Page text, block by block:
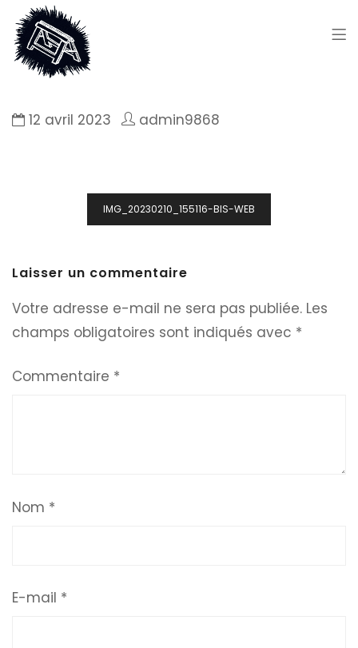
12 avril 2023 admin9868
NavigationIMG_20230210_155116-BIS-WEB
Laisser un commentaire
Votre adresse e-mail ne sera pas publiée. Les
champs obligatoires sont indiqués avec *
Commentaire *
Nom *
E-mail *